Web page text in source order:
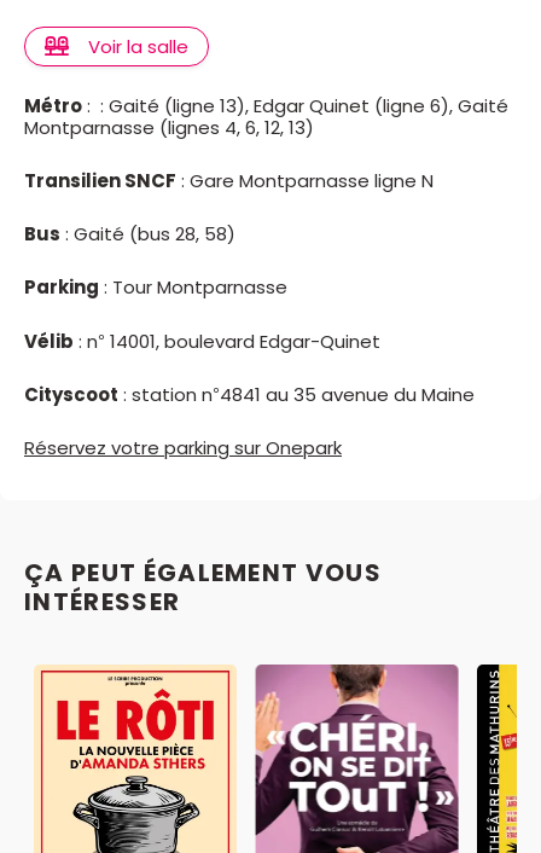
Voir la salle
Métro: : Gaité (ligne 13), Edgar Quinet (ligne 6), Gaité
Montparnasse (lignes 4, 6, 12, 13)
Transilien SNCF : Gare Montparnasse ligne N
Bus : Gaité (bus 28, 58)
Parking : Tour Montparnasse
Vélib : n° 14001, boulevard Edgar-Quinet
Cityscoot : station n°4841 au 35 avenue du Maine
Réservez votre parking sur Onepark
ÇA PEUT ÉGALEMENT VOUS
INTÉRESSER